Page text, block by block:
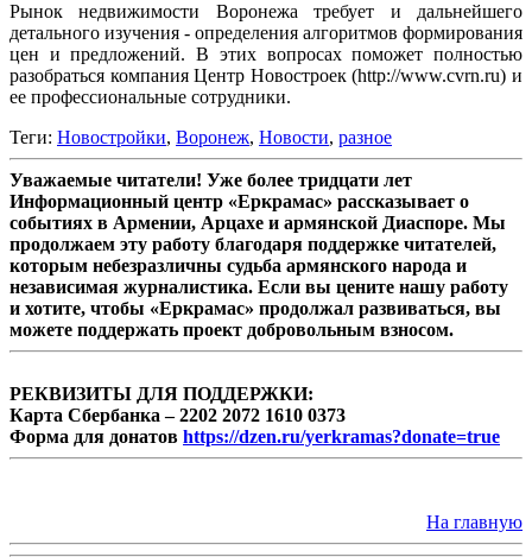
Рынок недвижимости Воронежа требует и дальнейшего
детального изучения - определения алгоритмов формирования
цен и предложений. В этих вопросах поможет полностью
разобраться компания Центр Новостроек (http://www.cvrn.ru) и
ее профессиональные сотрудники.
Теги: Новостройки, Воронеж, Новости, разное
Уважаемые читатели! Уже более тридцати лет
Информационный центр «Еркрамас» рассказывает о
событиях в Армении, Арцахе и армянской Диаспоре. Мы
продолжаем эту работу благодаря поддержке читателей,
которым небезразличны судьба армянского народа и
независимая журналистика. Если вы цените нашу работу
и хотите, чтобы «Еркрамас» продолжал развиваться, вы
можете поддержать проект добровольным взносом.
РЕКВИЗИТЫ ДЛЯ ПОДДЕРЖКИ:
Карта Сбербанка – 2202 2072 1610 0373
Форма для донатов https://dzen.ru/yerkramas?donate=true
На главную